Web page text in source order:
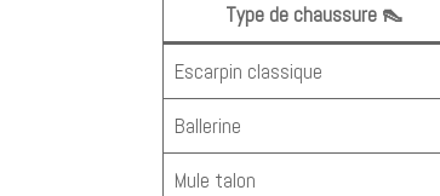
Type de chaussure 👠
Escarpin classique
Ballerine
Mule talon